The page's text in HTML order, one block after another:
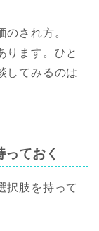
され方。
ります。ひと
してみるのは
ておく
択肢を持って